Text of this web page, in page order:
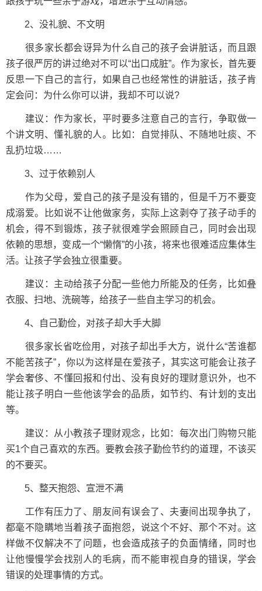
2、没礼貌、不文明
很多家长都会讶异为什么自己的孩子会讲脏话，而且跟
孩子很严厉的讲过绝对不可以“出口成脏”。作为家长，首先要
反思一下自己的言行，如果自己也经常性的讲脏话，孩子肯
定会问：为什么你可以讲，我却不可以说?
建议：作为家长，平时要多注意自己的言行，争取做一
个讲文明、懂礼貌的人。比如：自觉排队、不随地吐痰、不
乱扔垃圾……
3、过于依赖别人
作为父母，爱自己的孩子是没有错的，但是千万不要变
成溺爱。比如说不让他做家务，实际上这剥夺了孩子动手的
机会，得不到锻炼，孩子就很难学会照顾自己，同时会出现
依赖的思想，变成一个“懒惰”的小孩，将来也很难适应集体生
活。让孩子学会独立很重要。
建议：主动给孩子分配一些他力所能及的任务，比如叠
衣服、扫地、洗碗等，给孩子一些自主学习的机会。
4、自己勤俭，对孩子却大手大脚
很多家长省吃俭用，对孩子却出手大方，说什么“苦谁都
不能苦孩子”，你以为这样是在爱孩子，其实这可能会让孩子
学会奢侈、不懂回报和付出、没有良好的理财意识外，也不
能让孩子明白一些他该学会的品质，如节约、有计划的支出
等。
建议：从小教孩子理财观念，比如：每次出门购物只能
买1个自己喜欢的东西。要教会孩子勤俭节约的道理，不该买
的不要买。
5、整天抱怨、宣泄不满
工作有压力了、朋友间有误会了、夫妻间出现争执了，
都毫不隐瞒地当着孩子面抱怨，说这个不好、那个不对。这
样做不仅解决不了问题，也会造成孩子的负面情绪，同时也
让他慢慢学会找别人的毛病，而不能审视自身的错误，学会
错误的处理事情的方式。